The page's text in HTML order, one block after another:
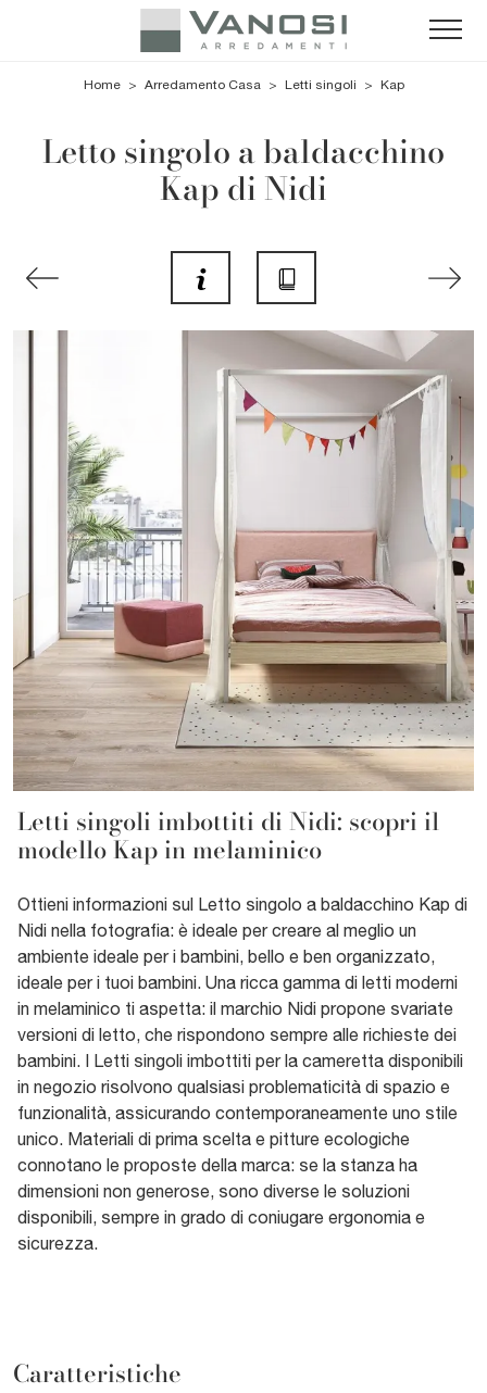
Home > Arredamento Casa > Letti singoli > Kap
Letto singolo a baldacchino
Kap di Nidi
Letti singoli imbottiti di Nidi: scopri il
modello Kap in melaminico
Ottieni informazioni sul Letto singolo a baldacchino Kap di
Nidi nella fotografia: è ideale per creare al meglio un
ambiente ideale per i bambini, bello e ben organizzato,
ideale per i tuoi bambini. Una ricca gamma di letti moderni
in melaminico ti aspetta: il marchio Nidi propone svariate
versioni di letto, che rispondono sempre alle richieste dei
bambini. I Letti singoli imbottiti per la cameretta disponibili
in negozio risolvono qualsiasi problematicità di spazio e
funzionalità, assicurando contemporaneamente uno stile
unico. Materiali di prima scelta e pitture ecologiche
connotano le proposte della marca: se la stanza ha
dimensioni non generose, sono diverse le soluzioni
disponibili, sempre in grado di coniugare ergonomia e
sicurezza.
Caratteristiche